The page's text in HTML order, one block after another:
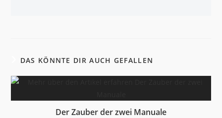
DAS KÖNNTE DIR AUCH GEFALLEN
Der Zauber der zwei Manuale